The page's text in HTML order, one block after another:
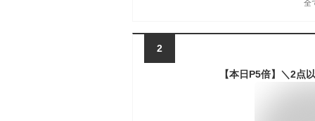
全
2